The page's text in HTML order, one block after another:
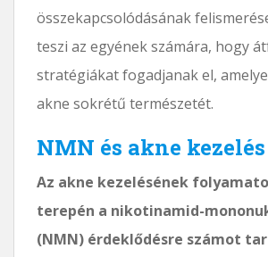
összekapcsolódásának
teszi az egyének számára, hogy
stratégiákat fogadjanak el,
akne sokrétű természetét.
NMN és akne kezelés
Az akne kezelésének
terepén a nikotinamid-
(NMN) érdeklődésre számot